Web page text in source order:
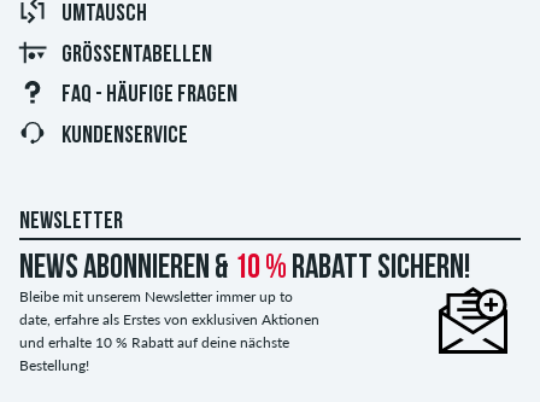
UMTAUSCH
GRÖSSENTABELLEN
FAQ - HÄUFIGE FRAGEN
KUNDENSERVICE
NEWSLETTER
News abonnieren & 10 % Rabatt sichern!
Bleibe mit unserem Newsletter immer up to
date, erfahre als Erstes von exklusiven Aktionen
und erhalte 10 % Rabatt auf deine nächste
Bestellung!